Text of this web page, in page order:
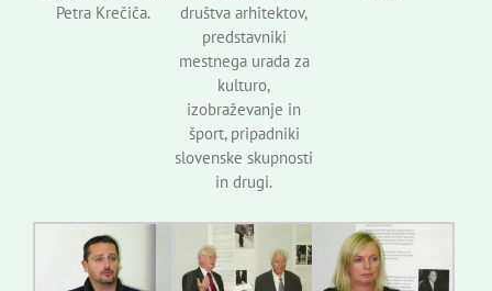
Petra Krečiča.
društva arhitektov,
predstavniki
mestnega urada za
kulturo,
izobraževanje in
šport, pripadniki
slovenske skupnosti
in drugi.